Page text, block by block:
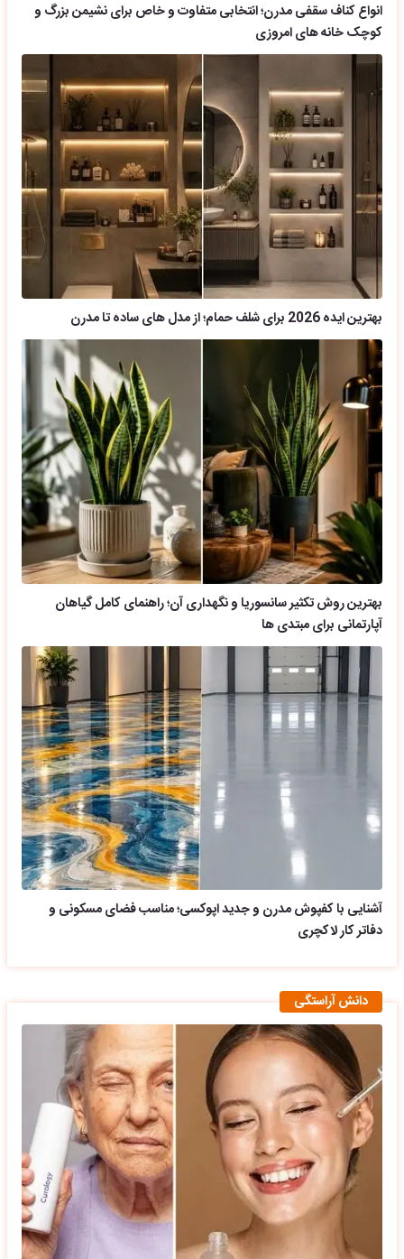
انواع کناف سقفی مدرن؛ انتخابی متفاوت و خاص برای نشیمن بزرگ و
کوچک خانه های امروزی
بهترین ایده 2026 برای شلف حمام؛ از مدل های ساده تا مدرن
بهترین روش تکثیر سانسوریا و نگهداری آن؛ راهنمای کامل گیاهان
آپارتمانی برای مبتدی ها
آشنایی با کفپوش مدرن و جدید اپوکسی؛ مناسب فضای مسکونی و
دفاتر کار لاکچری
دانش آراستگی